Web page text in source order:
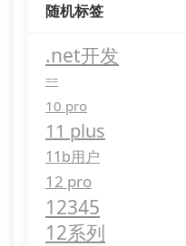
随机标签
.net开发
==
10 pro
11 plus
11b用户
12 pro
12345
12系列